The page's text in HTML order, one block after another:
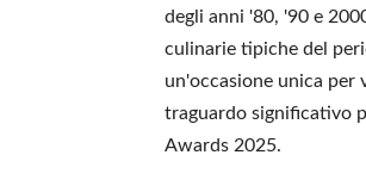
degli anni '80, '90 e
culinarie tipiche del
un'occasione unica per
traguardo significativo
Awards 2025.